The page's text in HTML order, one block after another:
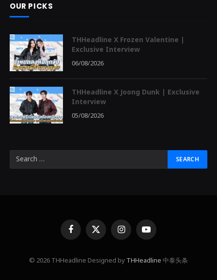
OUR PICKS
THHeadline X Frozen Valentine |
Exclusive Interview
06/08/2026
THHeadline X Joong Dunk | Exclusive
Interview
05/08/2026
FacebookX
(Twitter)
InstagramYouTube
© 2026 THHeadline Designed by THHeadline 中泰头条